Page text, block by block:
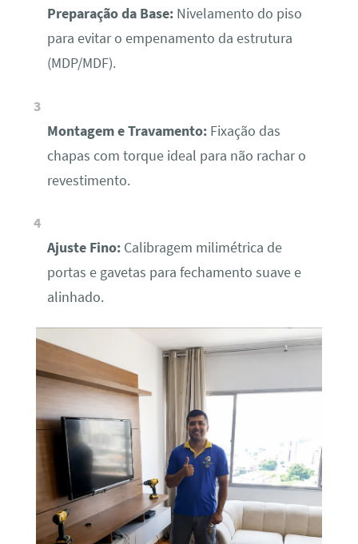
Preparação da Base:Nivelamento do piso
para evitar o empenamento da estrutura
(MDP/MDF).
Montagem e Travamento:Fixação das
chapas com torque ideal para não rachar o
revestimento.
Ajuste Fino:Calibragem milimétrica de
portas e gavetas para fechamento suave e
alinhado.